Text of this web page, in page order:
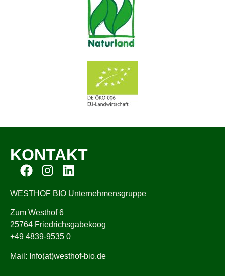
KONTAKT
WESTHOF BIO Unternehmensgruppe
Zum Westhof 6
25764 Friedrichsgabekoog
+49 4839-9535 0
Mail: Info(at)westhof-bio.de